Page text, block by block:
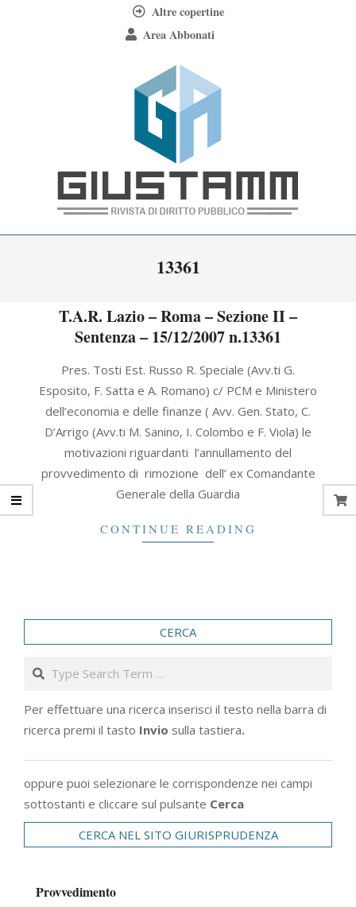
Altre copertine
Area Abbonati
Giustamm
13361
T.A.R. Lazio – Roma – Sezione II –
Sentenza – 15/12/2007 n.13361
15
Pres. Tosti Est. Russo R. Speciale (Avv.ti G.
Esposito, F. Satta e A. Romano) c/ PCM e Ministero
dell’economia e delle finanze ( Avv. Gen. Stato, C.
D’Arrigo (Avv.ti M. Sanino, I. Colombo e F. Viola) le
motivazioni riguardanti l’annullamento del
provvedimento di rimozione dell’ ex Comandante
Generale della Guardia
CONTINUE READING
CERCA
Search
Per effettuare una ricerca inserisci il testo nella barra di
ricerca premi il tasto Invio sulla tastiera.
oppure puoi selezionare le corrispondenze nei campi
sottostanti e cliccare sul pulsante Cerca
CERCA NEL SITO GIURISPRUDENZA
Provvedimento